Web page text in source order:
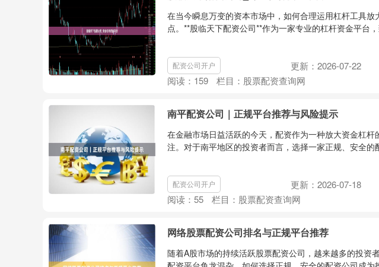
在当今瞬息万变的资本市场中，如何合理运用杠杆工具
点。**股临天下配资公司**作为一家专业的杠杆资金平台
配资公司开户 更新：2026-07-22
阅读： 159 栏目： 股票配资查询网
南平配资公司｜正规平台推荐与风险提示
在金融市场日益活跃的今天，配资作为一种放大资金杠
注。对于南平地区的投资者而言，选择一家正规、安全
配资公司开户 更新：2026-07-18
阅读： 55 栏目： 股票配资查询网
网络股票配资公司排名与正规平台推荐
随着A股市场的持续活跃股票配资公司，越来越多的投资